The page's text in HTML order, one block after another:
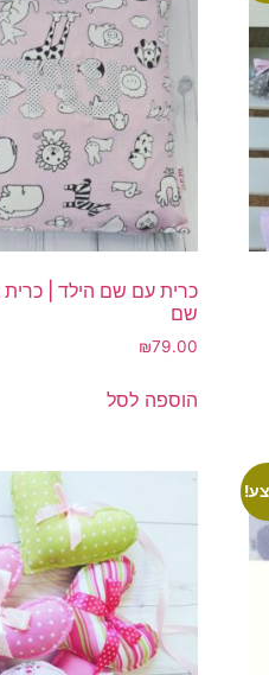
כרית עם שם הילד | כרית
שם
₪79.00
הוספה לסל